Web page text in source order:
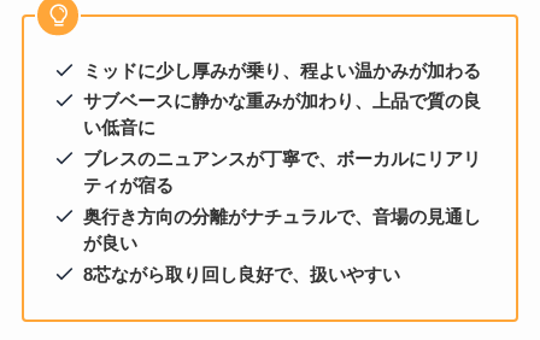
ミッドに少し厚みが乗り、程よい温かみが加わる
サブベースに静かな重みが加わり、上品で質の良
い低音に
ブレスのニュアンスが丁寧で、ボーカルにリアリ
ティが宿る
奥行き方向の分離がナチュラルで、音場の見通し
が良い
8芯ながら取り回し良好で、扱いやすい